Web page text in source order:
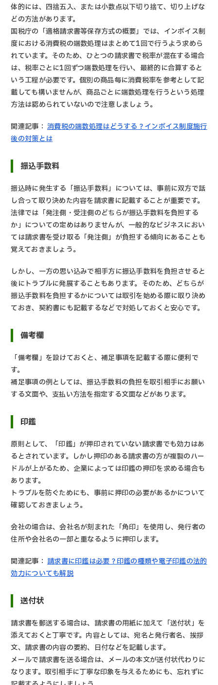
体的には、四捨五入、または小数点以下切り捨て、切り上げな
どの方法があります。
国税庁の「適格請求書等保存方式の概要」では、インボイス制
度における消費税の端数処理はまとめて1回で行うよう求めら
れています。そのため、ひとつの請求書で税率が混在する場合
は、税率ごとに1回ずつ端数処理を行い、最終的に合算すると
いう工程が必要です。個別の商品毎に消費税率を参考として記
載しても構いませんが、商品ごとに端数処理を行うという処理
方法は認められていないので注意しましょう。
関連記事： 消費税の端数処理はどうする？インボイス制度施行
後の対策とは
振込手数料
振込時に発生する「振込手数料」については、事前に双方で話
し合って取り決めた内容を請求書に記載することが重要です。
法律では「発注側・受注側のどちらが振込手数料を負担する
か」についての定めはありませんが、一般的なビジネスにおい
ては請求書を受け取る「発注側」が負担する傾向にあることも
覚えておきましょう。
しかし、一方の思い込みで相手方に振込手数料を負担させると
後にトラブルに発展することもあります。そのため、どちらが
振込手数料を負担するかについては取引を始める際に取り決め
ておき、契約書にも記載するなどで対処しておくと安心です。
備考欄
「備考欄」を設けておくと、補足事項を記載する際に便利で
す。
補足事項の例としては、振込手数料の負担を取引相手にお願い
する文面や、支払い方法を指定する文面などがあります。
印鑑
原則として、「印鑑」が押印されていない請求書でも効力はあ
るとされています。しかし押印のある請求書の方が複製のハー
ドルが上がるため、企業によっては印鑑の押印を求める場合も
あります。
トラブルを防ぐためにも、事前に押印の必要があるかについて
確認しておきましょう。
会社の場合は、会社名が刻まれた「角印」を使用し、発行者の
住所や会社名の一部と重なるように押印します。
関連記事： 請求書に印鑑は必要？印鑑の種類や電子印鑑の法的
効力についても解説
送付状
請求書を郵送する場合は、請求書の用紙に加えて「送付状」を
添えておくと丁寧です。内容としては、宛名と発行者名、挨拶
文、請求書の内容の要約、日付などを記載します。
メールで請求書を送る場合は、メールの本文が送付状代わりに
なります。取引相手に丁寧な印象を与えるためにも、忘れずに